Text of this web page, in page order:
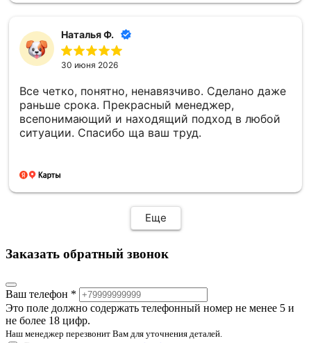
раньше срока, на всех этапах установки также
присылали фотоотчёт. Все сделали очень
хорошо, на совесть! Отдельную благодарность
хочу выразить менеджеру Елене, невероятная
Большое спасибо!
Наталья Ф.
30 июня 2026
Все четко, понятно, ненавязчиво. Сделано даже
раньше срока. Прекрасный менеджер,
всепонимающий и находящий подход в любой
ситуации. Спасибо ща ваш труд.
Еще
Заказать обратный звонок
Ваш телефон *
Это поле должно содержать телефонный номер не менее 5 и
не более 18 цифр.
Наш менеджер перезвонит Вам для уточнения деталей.